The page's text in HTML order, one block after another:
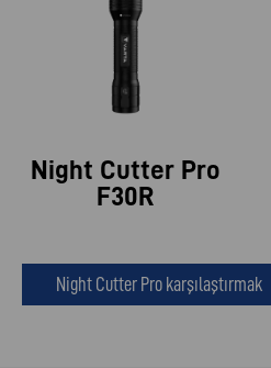
Night Cutter Pro
F30R
Night Cutter Pro karşılaştırmak